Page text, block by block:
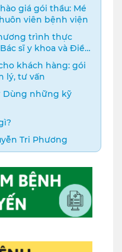
giá gói thầu: Mé
viên bệnh viện
trình thực
sĩ y khoa và Điều
khách hàng: gói
lý, tư vấn
Dùng những kỹ
Tri Phương